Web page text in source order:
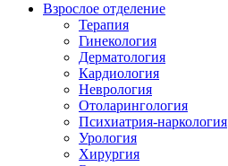
Взрослое отделение
Терапия
Гинекология
Дерматология
Кардиология
Неврология
Отоларингология
Психиатрия-наркология
Урология
Хирургия